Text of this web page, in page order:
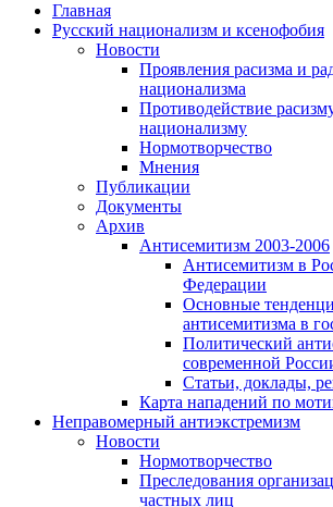
Главная
Русский национализм и ксенофобия
Новости
Проявления расизма и
национализма
Противодействие
национализму
Нормотворчество
Мнения
Публикации
Документы
Архив
Антисемитизм 2003-2006
Антисемитизм в
Федерации
Основные
антисемитизма в
Политический
современной
Статьи, доклады,
Карта нападений по
Неправомерный антиэкстремизм
Новости
Нормотворчество
Преследования
частных лиц